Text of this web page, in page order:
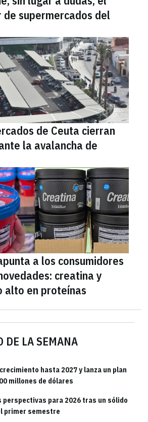
DE LA SEMANA
hasta 2027 y lanza un plan
millones de dólares
perspectivas para 2026 tras un sólido
primer semestre
supermercados del
de Ceuta cierran
la avalancha de
a los consumidores
creatina y
alto en proteínas